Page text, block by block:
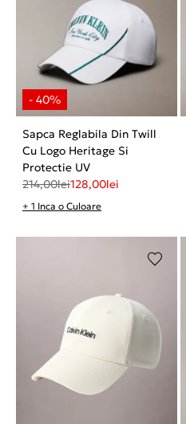
Sapca Reglabila Din Twill
Cu Logo Heritage Si
Protectie UV
214,00lei128,00lei
+ 1 Inca o Culoare